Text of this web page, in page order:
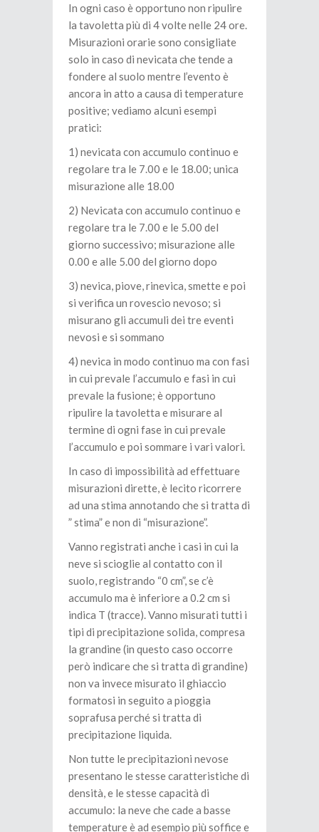
In ogni caso è opportuno non ripulire
la tavoletta più di 4 volte nelle 24 ore.
Misurazioni orarie sono consigliate
solo in caso di nevicata che tende a
fondere al suolo mentre l’evento è
ancora in atto a causa di temperature
positive; vediamo alcuni esempi
pratici:
1) nevicata con accumulo continuo e
regolare tra le 7.00 e le 18.00; unica
misurazione alle 18.00
2) Nevicata con accumulo continuo e
regolare tra le 7.00 e le 5.00 del
giorno successivo; misurazione alle
0.00 e alle 5.00 del giorno dopo
3) nevica, piove, rinevica, smette e poi
si verifica un rovescio nevoso; si
misurano gli accumuli dei tre eventi
nevosi e si sommano
4) nevica in modo continuo ma con fasi
in cui prevale l’accumulo e fasi in cui
prevale la fusione; è opportuno
ripulire la tavoletta e misurare al
termine di ogni fase in cui prevale
l’accumulo e poi sommare i vari valori.
In caso di impossibilità ad effettuare
misurazioni dirette, è lecito ricorrere
ad una stima annotando che si tratta di
” stima” e non di “misurazione”.
Vanno registrati anche i casi in cui la
neve si scioglie al contatto con il
suolo, registrando “0 cm”, se c’è
accumulo ma è inferiore a 0.2 cm si
indica T (tracce). Vanno misurati tutti i
tipi di precipitazione solida, compresa
la grandine (in questo caso occorre
però indicare che si tratta di grandine)
non va invece misurato il ghiaccio
formatosi in seguito a pioggia
soprafusa perché si tratta di
precipitazione liquida.
Non tutte le precipitazioni nevose
presentano le stesse caratteristiche di
densità, e le stesse capacità di
accumulo: la neve che cade a basse
temperature è ad esempio più soffice e